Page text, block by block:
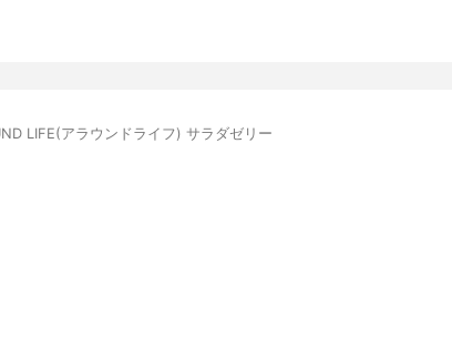
LIFE(アラウンドライフ) サラダゼリー